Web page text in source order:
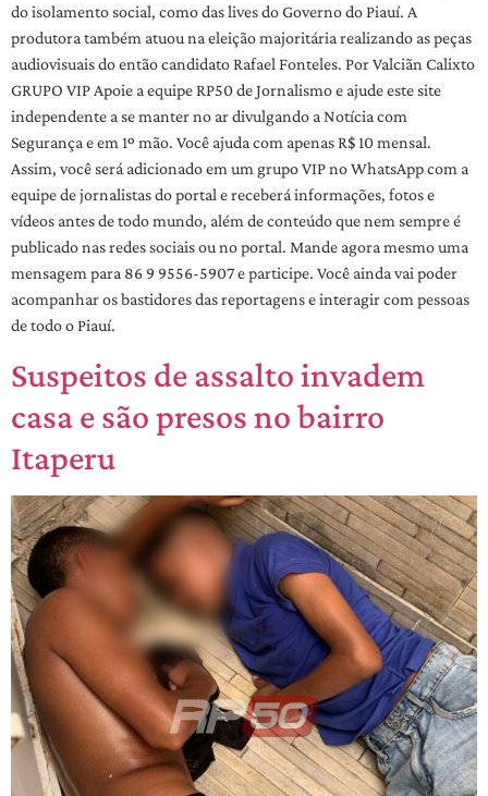
do isolamento social, como das lives do Governo do Piauí. A
produtora também atuou na eleição majoritária realizando as peças
audiovisuais do então candidato Rafael Fonteles. Por Valciãn Calixto
GRUPO VIP Apoie a equipe RP50 de Jornalismo e ajude este site
independente a se manter no ar divulgando a Notícia com
Segurança e em 1º mão. Você ajuda com apenas R$ 10 mensal.
Assim, você será adicionado em um grupo VIP no WhatsApp com a
equipe de jornalistas do portal e receberá informações, fotos e
vídeos antes de todo mundo, além de conteúdo que nem sempre é
publicado nas redes sociais ou no portal. Mande agora mesmo uma
mensagem para 86 9 9556-5907 e participe. Você ainda vai poder
acompanhar os bastidores das reportagens e interagir com pessoas
de todo o Piauí.
Suspeitos de assalto invadem
casa e são presos no bairro
Itaperu